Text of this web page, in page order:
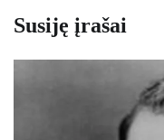
Susiję įrašai